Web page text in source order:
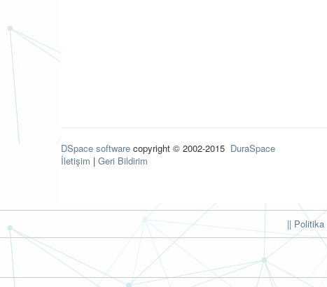
DSpace software copyright © 2002-2015 DuraSpace
İletişim | Geri Bildirim
|| Politika